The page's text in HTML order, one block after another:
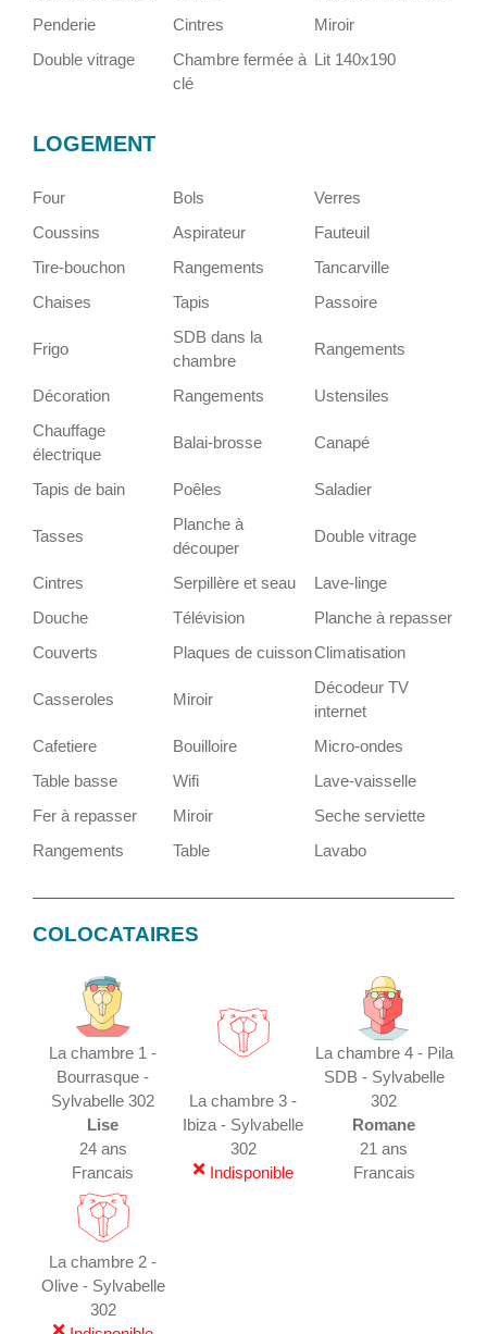
Penderie
Cintres
Miroir
Double vitrage
Chambre fermée à
clé
Lit 140x190
LOGEMENT
Four Bols
Verres
Coussins
Aspirateur
Fauteuil
Tire-bouchon
Rangements
Tancarville
Chaises
Tapis Passoire
Frigo
SDB dans la
chambre
Rangements
Décoration Rangements
Ustensiles
Chauffage
électrique
Balai-brosse Canapé
Tapis de bain Poêles Saladier
Tasses
Planche à
découper
Double vitrage
Cintres Serpillère et seau
Lave-linge
Douche
Télévision
Planche à repasser
Couverts
Plaques de cuissonClimatisation
Casseroles Miroir
Décodeur TV
internet
Cafetiere
Bouilloire
Micro-ondes
Table basse
Wifi
Lave-vaisselle
Fer à repasser
Miroir
Seche serviette
Rangements
Table Lavabo
COLOCATAIRES
La chambre 1 -
Bourrasque -
Sylvabelle 302
Lise
24 ans
Francais
La chambre 3 -
Ibiza - Sylvabelle
302
Indisponible
La chambre 4 - Pila
SDB - Sylvabelle
302
Romane
21 ans
Francais
La chambre 2 -
Olive - Sylvabelle
302